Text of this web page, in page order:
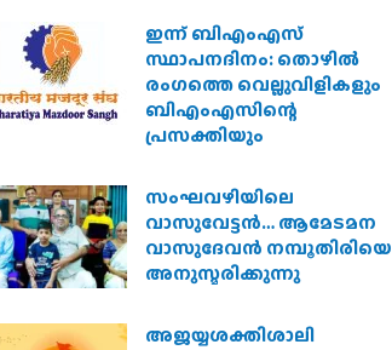
ഇന്ന് ബിഎംഎസ്
സ്ഥാപനദിനം: തൊഴില്‍
രംഗത്തെ വെല്ലുവിളികളും
ബിഎംഎസിന്റെ
പ്രസക്തിയും
സംഘവഴിയിലെ
വാസുവേട്ടന്‍… ആമേടമന
വാസുദേവന്‍ നമ്പൂതിരിയെ
അനുസ്മരിക്കുന്നു
അജയ്യശക്തിശാലി